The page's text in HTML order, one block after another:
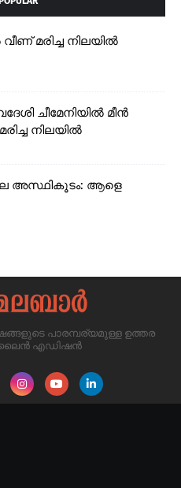
വീണ് മരിച്ച നിലയിൽ
ചീമേനിയിൽ മീൻ
നിലയിൽ
അസ്ഥികൂടം: ആളെ
പാരമ്പര്യമുള്ള ഉത്തര
എഡിഷൻ